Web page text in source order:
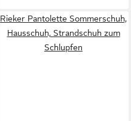
Rieker Pantolette Sommerschuh,
Hausschuh, Strandschuh zum
Schlupfen